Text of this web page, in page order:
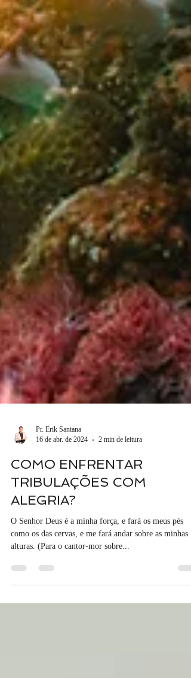
16 de abr. de 2024
2 min de leitura
COMO ENFRENTAR
TRIBULAÇÕES COM
ALEGRIA?
O Senhor Deus é a minha força, e fará os meus pés
alturas. (Para o cantor-mor sobre...